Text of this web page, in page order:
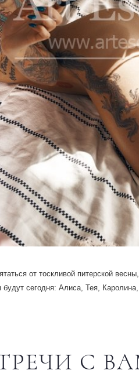
от тоскливой питерской весны
сегодня: Алиса , Тея , Каролина
С